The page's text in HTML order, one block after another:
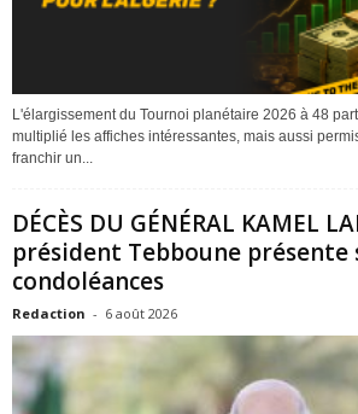
L'élargissement du Tournoi planétaire 2026 à 48
multiplié les affiches intéressantes, mais aussi
franchir un...
DÉCÈS DU GÉNÉRAL KAMEL
président Tebboune présente
condoléances
Redaction - 6 août 2026